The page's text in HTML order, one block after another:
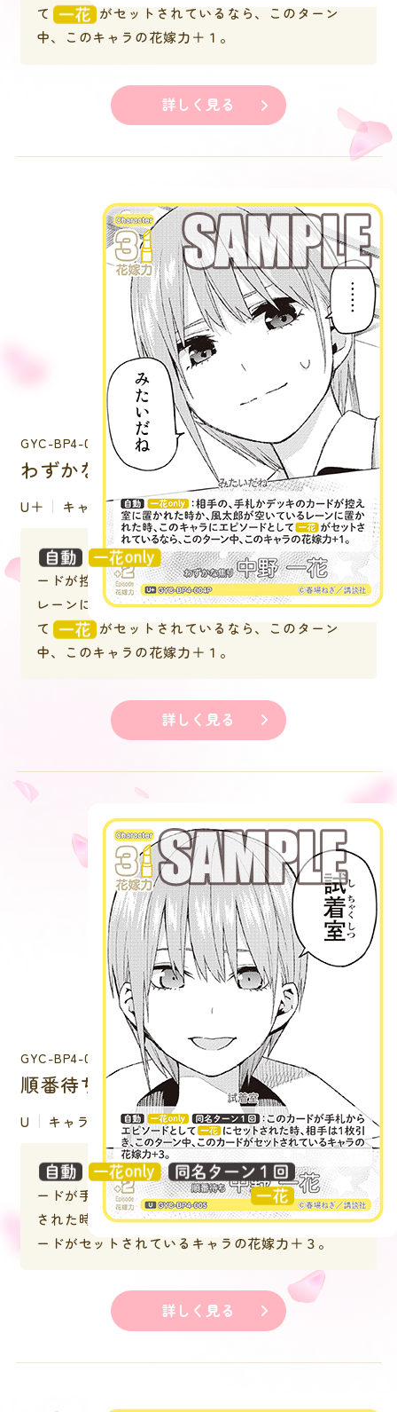
て
がセットされているなら、このターン
中、このキャラの花嫁力＋１。
詳しく見る
GYC-BP4-004P
わずかな焦り 中野 一花
U＋ キャラクター
：相手の、手札かデッキのカ
ードが控え室に置かれた時か、風太郎が空いている
レーンに置かれた時、このキャラにエピソードとし
て
がセットされているなら、このターン
中、このキャラの花嫁力＋１。
詳しく見る
GYC-BP4-005
順番待ち 中野 一花
U キャラクター
：このカ
ードが手札からエピソードとして
にセット
された時、相手は１枚引き、このターン中、このカ
ードがセットされているキャラの花嫁力＋３。
詳しく見る